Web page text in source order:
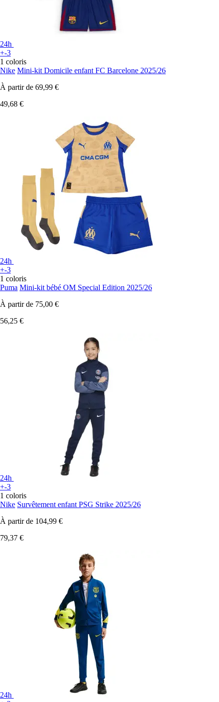
24h
+-3
1 coloris
Nike Mini-kit Domicile enfant FC Barcelone 2025/26
À partir de 69,99 €
49,68 €
24h
+-3
1 coloris
Puma Mini-kit bébé OM Special Edition 2025/26
À partir de 75,00 €
56,25 €
24h
+-3
1 coloris
Nike Survêtement enfant PSG Strike 2025/26
À partir de 104,99 €
79,37 €
24h